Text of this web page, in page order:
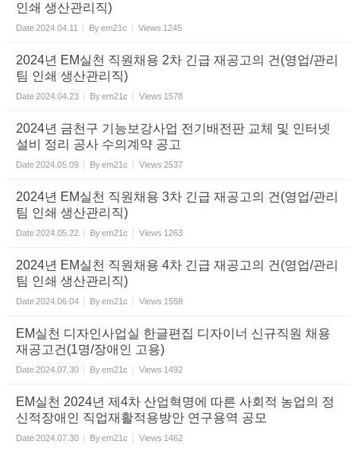
인쇄 생산관리직)
Date2024.04.11 Byem21c Views 1245
2024년 EM실천 직원채용 2차 긴급 재공고의 건(영업/관리
팀 인쇄 생산관리직)
Date2024.04.23 Byem21c Views 1578
2024년 금천구 기능보강사업 전기배전판 교체 및 인터넷
설비 정리 공사 수의계약 공고
Date2024.05.09 Byem21c Views 2537
2024년 EM실천 직원채용 3차 긴급 재공고의 건(영업/관리
팀 인쇄 생산관리직)
Date2024.05.22 Byem21c Views 1263
2024년 EM실천 직원채용 4차 긴급 재공고의 건(영업/관리
팀 인쇄 생산관리직)
Date2024.06.04 Byem21c Views 1558
EM실천 디자인사업실 한글편집 디자이너 신규직원 채용
재공고건(1명/장애인 고용)
Date2024.07.30 Byem21c Views 1492
EM실천 2024년 제4차 산업혁명에 따른 사회적 농업의 정
신적장애인 직업재활적용방안 연구용역 공모
Date2024.07.30 Byem21c Views 1462